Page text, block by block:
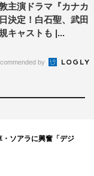
主演ドラマ『カナカ
決定！白石聖、武田
キャストも |...
by
ソアラに興奮「デジ